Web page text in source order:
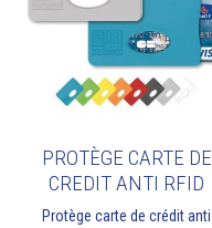
PROTÈGE CARTE DE
CREDIT ANTI RFID
Protège carte de crédit anti